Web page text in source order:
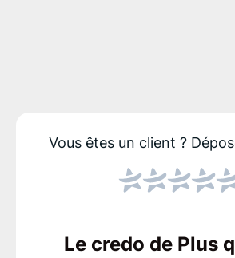
Vous êtes un client ?
Le credo de Plus